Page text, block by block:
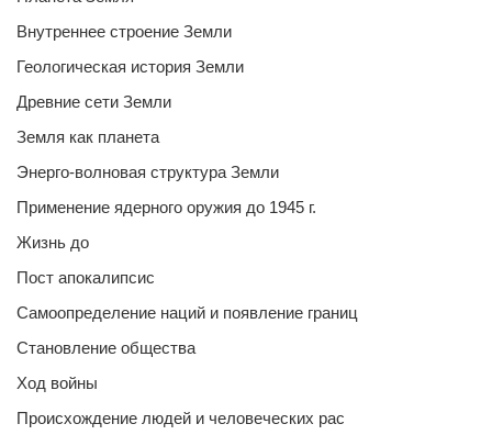
Внутреннее строение Земли
Геологическая история Земли
Древние сети Земли
Земля как планета
Энерго-волновая структура Земли
Применение ядерного оружия до 1945 г.
Жизнь до
Пост апокалипсис
Самоопределение наций и появление границ
Становление общества
Ход войны
Происхождение людей и человеческих рас